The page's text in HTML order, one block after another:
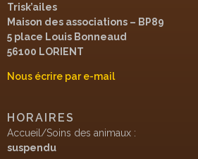
Trisk’ailes
Maison des associations – BP89
5 place Louis Bonneaud
56100 LORIENT
Nous écrire par e-mail
HORAIRES
Accueil/Soins des animaux :
suspendu